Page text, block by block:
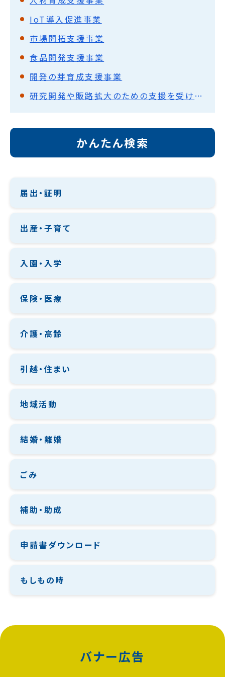
IoT導入促進事業
市場開拓支援事業
食品開発支援事業
開発の芽育成支援事業
研究開発や販路拡大のための支援を受けたい
かんたん検索
届出・証明
出産・子育て
入園・入学
保険・医療
介護・高齢
引越・住まい
地域活動
結婚・離婚
ごみ
補助・助成
申請書ダウンロード
もしもの時
バナー広告